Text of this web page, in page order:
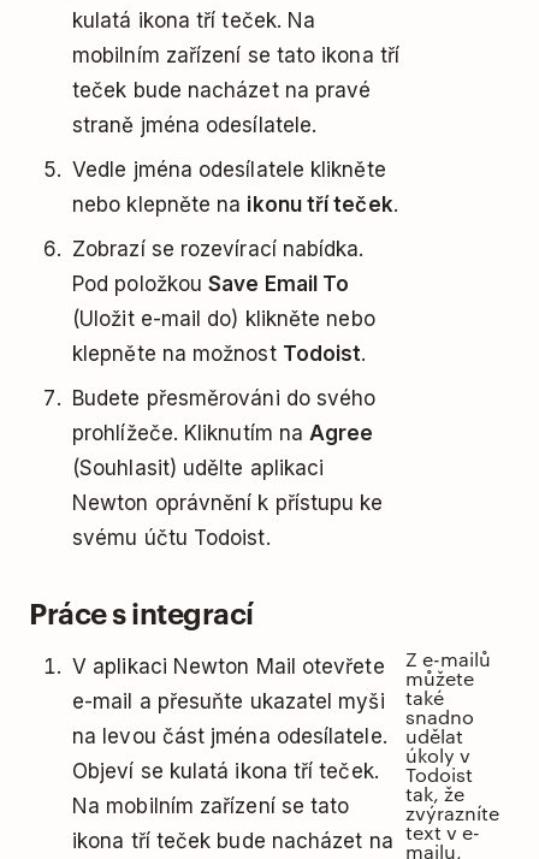
kulatá ikona tří teček. Na
mobilním zařízení se tato ikona tří
teček bude nacházet na pravé
straně jména odesílatele.
Vedle jména odesílatele klikněte
nebo klepněte na ikonu tří teček.
Zobrazí se rozevírací nabídka.
Pod položkouSave Email To
(Uložit e-mail do) klikněte nebo
klepněte na možnost Todoist.
Budete přesměrováni do svého
prohlížeče. Kliknutím naAgree
(Souhlasit) udělte aplikaci
Newton oprávnění k přístupu ke
svému účtu Todoist.
Práce s integrací
V aplikaci Newton Mail otevřete
e-mail a přesuňte ukazatel myši
na levou část jména odesílatele.
Objeví se kulatá ikona tří teček.
Na mobilním zařízení se tato
ikona tří teček bude nacházet na
Z e-mailů
můžete
také
snadno
udělat
úkoly v
Todoist
tak, že
zvýrazníte
text v e-
mailu,